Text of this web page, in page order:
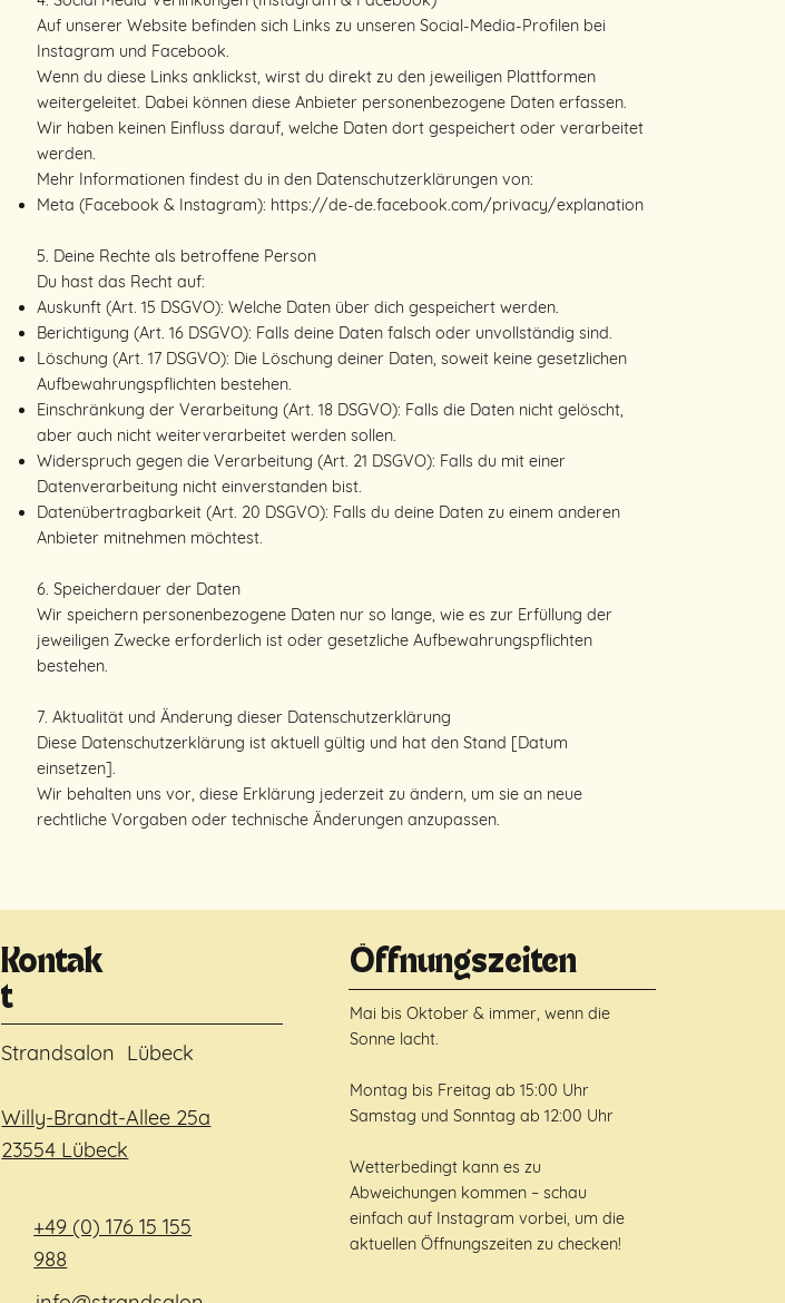
Auf unserer Website befinden sich Links zu unseren Social-Media-Profilen bei
Instagram und Facebook.
Wenn du diese Links anklickst, wirst du direkt zu den jeweiligen Plattformen
weitergeleitet. Dabei können diese Anbieter personenbezogene Daten erfassen.
Wir haben keinen Einfluss darauf, welche Daten dort gespeichert oder verarbeitet
werden.
Mehr Informationen findest du in den Datenschutzerklärungen von:
Meta (Facebook & Instagram): https://de-de.facebook.com/privacy/explanation
5. Deine Rechte als betroffene Person
Du hast das Recht auf:
Auskunft (Art. 15 DSGVO): Welche Daten über dich gespeichert werden.
Berichtigung (Art. 16 DSGVO): Falls deine Daten falsch oder unvollständig sind.
Löschung (Art. 17 DSGVO): Die Löschung deiner Daten, soweit keine gesetzlichen
Aufbewahrungspflichten bestehen.
Einschränkung der Verarbeitung (Art. 18 DSGVO): Falls die Daten nicht gelöscht,
aber auch nicht weiterverarbeitet werden sollen.
Widerspruch gegen die Verarbeitung (Art. 21 DSGVO): Falls du mit einer
Datenverarbeitung nicht einverstanden bist.
Datenübertragbarkeit (Art. 20 DSGVO): Falls du deine Daten zu einem anderen
Anbieter mitnehmen möchtest.
6. Speicherdauer der Daten
Wir speichern personenbezogene Daten nur so lange, wie es zur Erfüllung der
jeweiligen Zwecke erforderlich ist oder gesetzliche Aufbewahrungspflichten
bestehen.
7. Aktualität und Änderung dieser Datenschutzerklärung
Diese Datenschutzerklärung ist aktuell gültig und hat den Stand [Datum
einsetzen].
Wir behalten uns vor, diese Erklärung jederzeit zu ändern, um sie an neue
rechtliche Vorgaben oder technische Änderungen anzupassen.
Kontak
t
Strandsalon Lübeck
Willy-Brandt-Allee 25a
23554 Lübeck
+49 (0) 176 15 155
988
Öffnungszeiten
Mai bis Oktober & immer, wenn die
Sonne lacht.
Montag bis Freitag ab 15:00 Uhr
Samstag und Sonntag ab 12:00 Uhr
Wetterbedingt kann es zu
Abweichungen kommen – schau
einfach auf Instagram vorbei, um die
aktuellen Öffnungszeiten zu checken!